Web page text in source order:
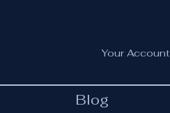
Your Account
Blog